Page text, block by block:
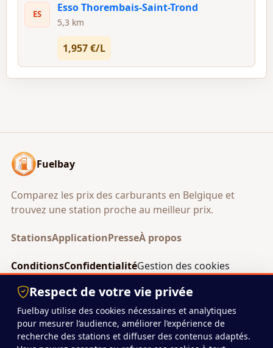
ES Esso Thorembais-Saint-Trond
5,3 km
1,957 €/L
Fuelbay
Comparez les prix des carburants en Belgique et
trouvez une station proche au meilleur prix.
StationsApplicationPresseÀ propos
ConditionsConfidentialitéGestion des cookies
© 2026 Fuelbay
Respect de votre vie privée
Fuelbay utilise des cookies nécessaires et analytiques
pour mesurer l’audience, améliorer l’expérience de
recherche des stations et diffuser des contenus adaptés.